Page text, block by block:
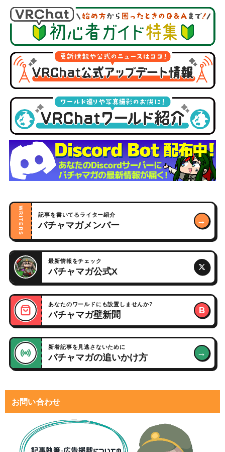
WRITERS 記事を書いてるライター紹介
バチャマガメンバー →
最新情報をチェック
バチャマガ公式X
あなたのワールドにも設置しませんか?
バチャマガ壁新聞 B
新着記事を見逃さないために
バチャマガの追いかけ方 →
お問い合わせ